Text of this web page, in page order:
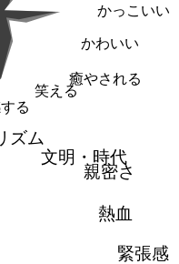
かっこいい
かわいい
癒やされる
笑える
る
ズム
文明・時代
親密さ
熱血
緊張感